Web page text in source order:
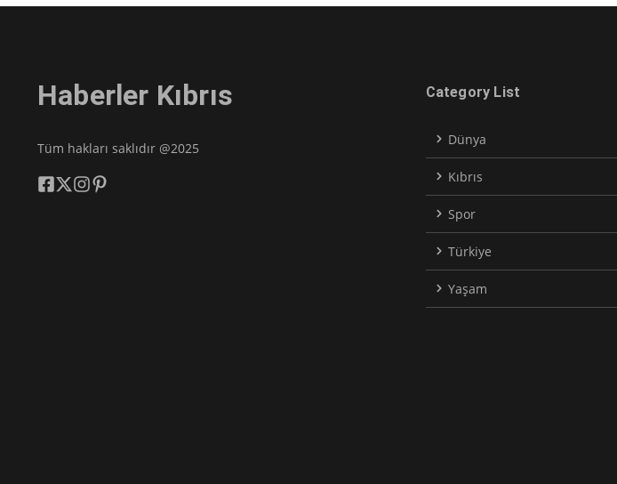
Haberler Kıbrıs
Tüm hakları saklıdır @2025
Category List
Dünya
Kıbrıs
Spor
Türkiye
Yaşam